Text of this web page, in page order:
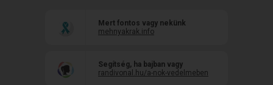
Mert fontos vagy nekünk
mehnyakrak.info
Segítség, ha bajban vagy
randivonal.hu/a-nok-vedelmeben